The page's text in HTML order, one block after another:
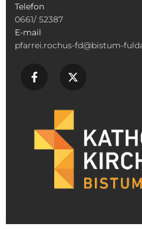
Telefon
0661/ 52387
E-mail
pfarrei.rochus-fd@bistum-